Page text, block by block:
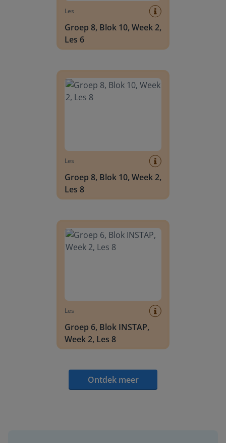
Les
Groep 8, Blok 10, Week 2,
Les 6
Les
Groep 8, Blok 10, Week 2,
Les 8
Les
Groep 6, Blok INSTAP,
Week 2, Les 8
Ontdek meer